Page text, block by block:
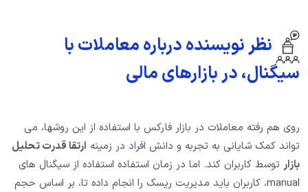
نظر نویسنده درباره معاملات با
سیگنال، در بازارهای مالی
روی هم رفته معاملات در بازار فارکس با استفاده از این روشها، می
تواند کمک شایانی به تجربه و دانش افراد در زمینه ارتقا قدرت تحلیل
بازار توسط کاربران کند. اما در زمان استفاده استفاده از سیگنال های
manual، کاربران باید مدیریت ریسک را انجام داده تا، بر اساس حجم